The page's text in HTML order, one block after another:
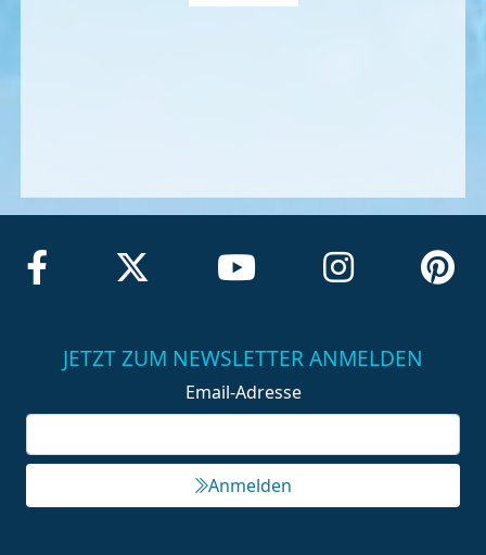
JETZT ZUM NEWSLETTER ANMELDEN
Email-Adresse
Anmelden